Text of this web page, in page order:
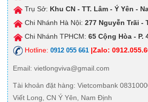
Trụ Sở: Khu CN - TT. Lâm - Ý Yên -
Chi Nhánh Hà Nội: 277 Nguyễn Trãi -
Chi Nhánh TPHCM: 65 Cộng Hòa - P.
Hotline: 0912 055 661 |Zalo:
Email: vietlongviva@gmail.com
Tài khoản đặt hàng: Vietcombank
Viết Long, CN Ý Yên, Nam Định